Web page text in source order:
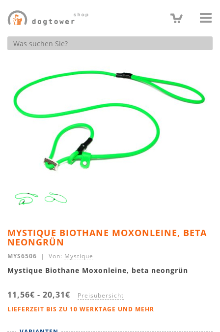
Produktsuche
MYSTIQUE BIOTHANE MOXONLEINE, BETA
NEONGRÜN
MYS6506 | Von: Mystique
Mystique Biothane Moxonleine, beta neongrün
11,56€ - 20,31€ Preisübersicht
LIEFERZEIT BIS ZU 10 WERKTAGE UND MEHR